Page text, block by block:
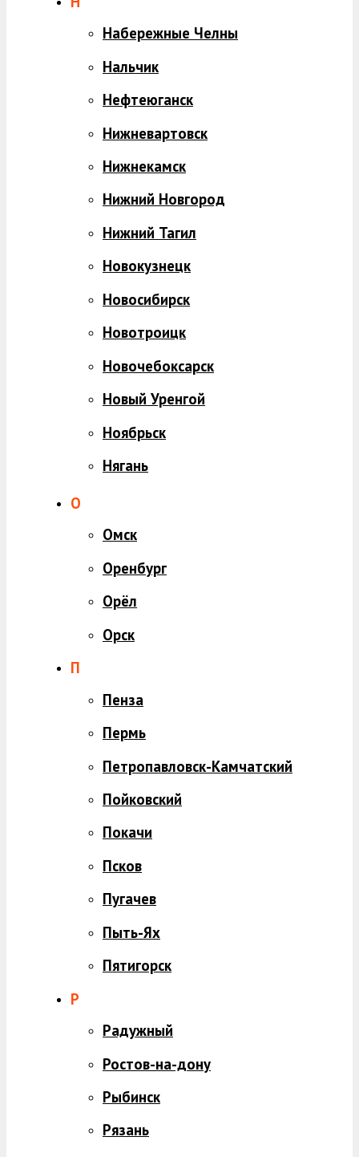
Набережные Челны
Нальчик
Нефтеюганск
Нижневартовск
Нижнекамск
Нижний Новгород
Нижний Тагил
Новокузнецк
Новосибирск
Новотроицк
Новочебоксарск
Новый Уренгой
Ноябрьск
Нягань
О
Омск
Оренбург
Орёл
Орск
П
Пенза
Пермь
Петропавловск-Камчатский
Пойковский
Покачи
Псков
Пугачев
Пыть-Ях
Пятигорск
Р
Радужный
Ростов-на-дону
Рыбинск
Рязань